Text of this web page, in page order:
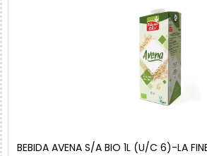
BEBIDA AVENA S/A BIO 1L (U/C 6)-LA